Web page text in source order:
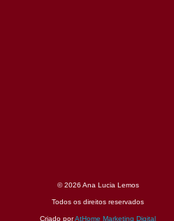
© 2026 Ana Lucia Lemos
Todos os direitos reservados
Criado porAtHome Marketing Digital